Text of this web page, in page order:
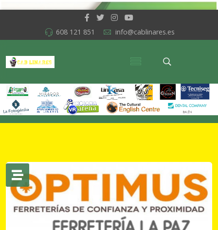
608 121 851 info@cablinares.es